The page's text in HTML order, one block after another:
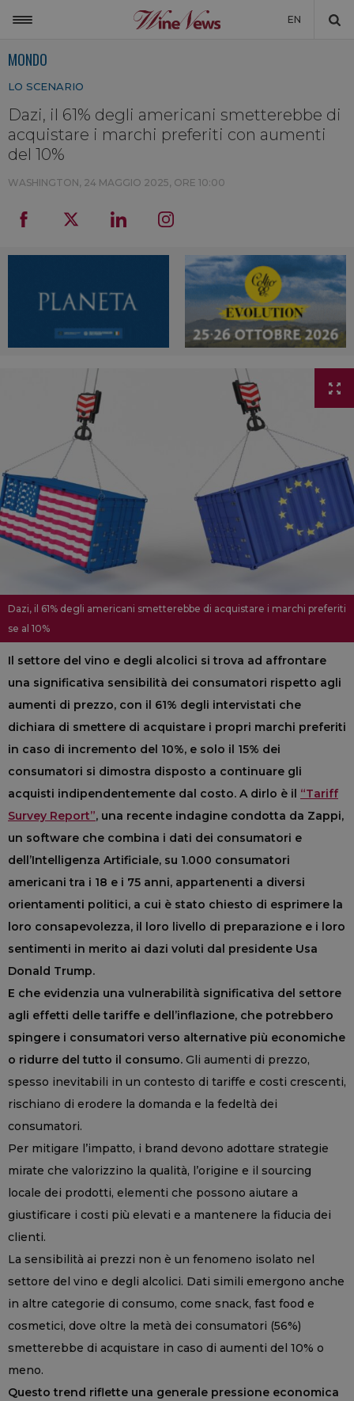
EN
NON SOLO VINO
LA CANTINA DI WINENEWS
DICONO DI NOI
MONDO
LO SCENARIO
Dazi, il 61% degli americani smetterebbe di
acquistare i marchi preferiti con aumenti
del 10%
WASHINGTON, 24 MAGGIO 2025, ORE 10:00
Dazi, il 61% degli americani smetterebbe di acquistare i marchi preferiti
se al 10%
Il settore del vino e degli alcolici si trova ad affrontare
una significativa sensibilità dei consumatori rispetto agli
aumenti di prezzo, con il 61% degli intervistati che
dichiara di smettere di acquistare i propri marchi preferiti
in caso di incremento del 10%, e solo il 15% dei
consumatori si dimostra disposto a continuare gli
acquisti indipendentemente dal costo. A dirlo è il “Tariff
Survey Report”, una recente indagine condotta da Zappi,
un software che combina i dati dei consumatori e
dell’Intelligenza Artificiale, su 1.000 consumatori
americani tra i 18 e i 75 anni, appartenenti a diversi
orientamenti politici, a cui è stato chiesto di esprimere la
loro consapevolezza, il loro livello di preparazione e i loro
sentimenti in merito ai dazi voluti dal presidente Usa
Donald Trump.
E che evidenzia una vulnerabilità significativa del settore
agli effetti delle tariffe e dell’inflazione, che potrebbero
spingere i consumatori verso alternative più economiche
o ridurre del tutto il consumo. Gli aumenti di prezzo,
spesso inevitabili in un contesto di tariffe e costi crescenti,
rischiano di erodere la domanda e la fedeltà dei
consumatori.
Per mitigare l’impatto, i brand devono adottare strategie
mirate che valorizzino la qualità, l’origine e il sourcing
locale dei prodotti, elementi che possono aiutare a
giustificare i costi più elevati e a mantenere la fiducia dei
clienti.
La sensibilità ai prezzi non è un fenomeno isolato nel
settore del vino e degli alcolici. Dati simili emergono anche
in altre categorie di consumo, come snack, fast food e
cosmetici, dove oltre la metà dei consumatori (56%)
smetterebbe di acquistare in caso di aumenti del 10% o
meno.
Questo trend riflette una generale pressione economica